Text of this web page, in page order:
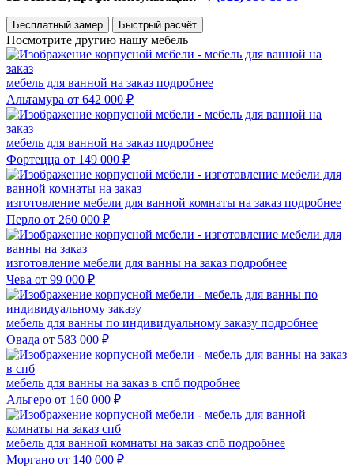
Бесплатный замер Быстрый расчёт
Посмотрите другию нашу мебель
мебель для ванной на заказ подробнее
Альтамура от 642 000 ₽
мебель для ванной на заказ подробнее
Фортецца от 149 000 ₽
изготовление мебели для ванной комнаты на заказ подробнее
Перло от 260 000 ₽
изготовление мебели для ванны на заказ подробнее
Чева от 99 000 ₽
мебель для ванны по индивидуальному заказу подробнее
Овада от 583 000 ₽
мебель для ванны на заказ в спб подробнее
Альгеро от 160 000 ₽
мебель для ванной комнаты на заказ спб подробнее
Моргано от 140 000 ₽